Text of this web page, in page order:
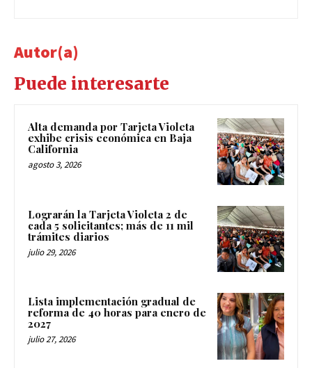
Autor(a)
Puede interesarte
Alta demanda por Tarjeta Violeta
exhibe crisis económica en Baja
California
agosto 3, 2026
Lograrán la Tarjeta Violeta 2 de
cada 5 solicitantes; más de 11 mil
trámites diarios
julio 29, 2026
Lista implementación gradual de
reforma de 40 horas para enero de
2027
julio 27, 2026